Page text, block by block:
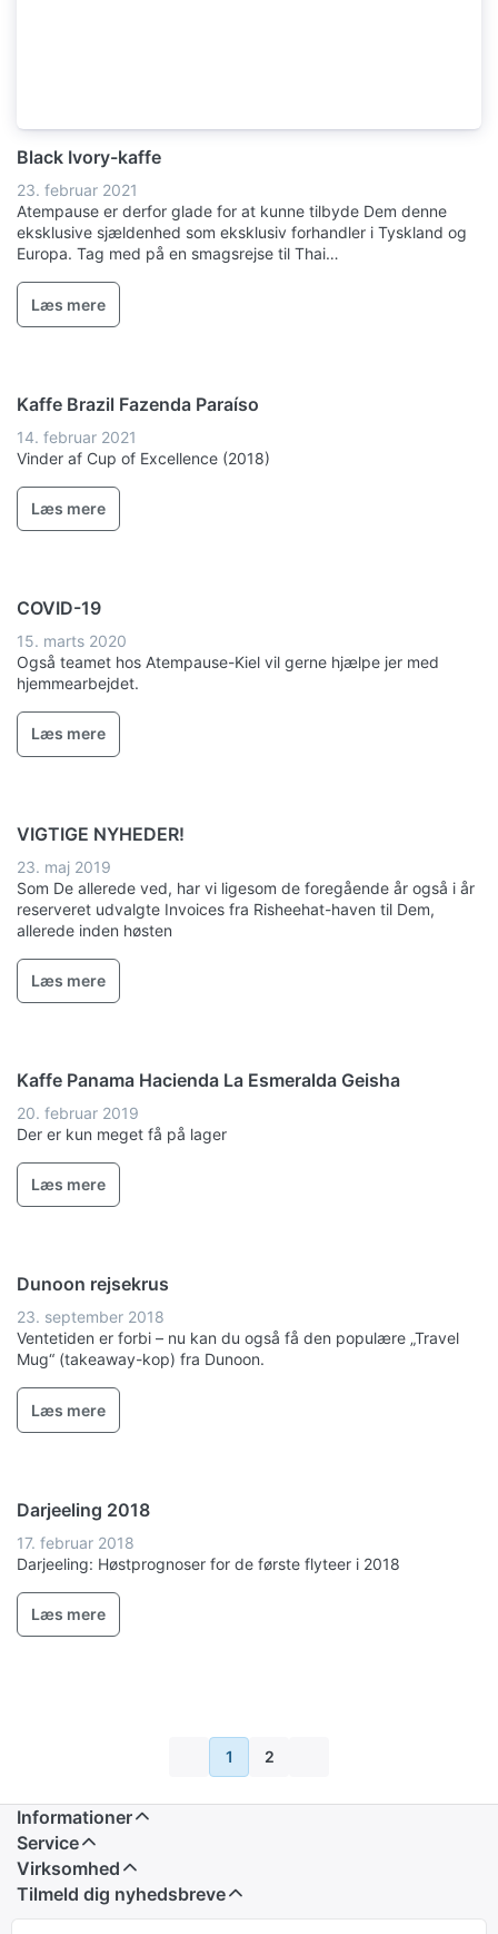
Black Ivory-kaffe
23. februar 2021
Atempause er derfor glade for at kunne tilbyde Dem denne
eksklusive sjældenhed som eksklusiv forhandler i Tyskland og
Europa. Tag med på en smagsrejse til Thai…
Læs mere
Kaffe Brazil Fazenda Paraíso
14. februar 2021
Vinder af Cup of Excellence (2018)
Læs mere
COVID-19
15. marts 2020
Også teamet hos Atempause-Kiel vil gerne hjælpe jer med
hjemmearbejdet.
Læs mere
VIGTIGE NYHEDER!
23. maj 2019
Som De allerede ved, har vi ligesom de foregående år også i år
reserveret udvalgte Invoices fra Risheehat-haven til Dem,
allerede inden høsten
Læs mere
Kaffe Panama Hacienda La Esmeralda Geisha
20. februar 2019
Der er kun meget få på lager
Læs mere
Dunoon rejsekrus
23. september 2018
Ventetiden er forbi – nu kan du også få den populære „Travel
Mug“ (takeaway-kop) fra Dunoon.
Læs mere
Darjeeling 2018
17. februar 2018
Darjeeling: Høstprognoser for de første flyteer i 2018
Læs mere
1 2
Informationer
Service
Virksomhed
Tilmeld dig nyhedsbreve